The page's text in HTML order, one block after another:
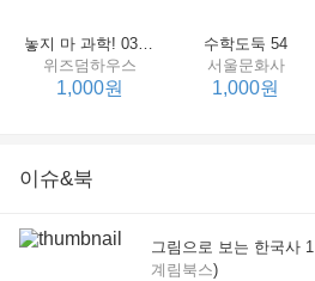
놓지 마 과학! 03 : 정신이 공룡에 정신 놓다
위즈덤하우스
1,000원
수학도둑 54
서울문화사
1,000원
이슈&북
그림으로 보는 한국사
계림북스)